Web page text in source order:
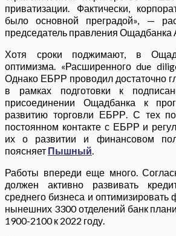
приватизации. Фактически,
было основной преградой», —
председатель правления Ощадбанка
Хотя сроки поджимают, в
оптимизма. «Расширенного due
Однако ЕБРР проводил достаточно
в рамках подготовки к
присоединении Ощадбанка к
развитию торговли ЕБРР. С тех
постоянном контакте с ЕБРР и
их о развитии и финансовом
поясняет Пышный.
Работы впереди еще много.
должен активно развивать
среднего бизнеса и оптимизировать
нынешних 3300 отделений банк
1900-2100 к 2022 году.